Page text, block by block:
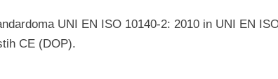
UNI EN ISO 10140-2: 2010 in UNI EN
CE (DOP).